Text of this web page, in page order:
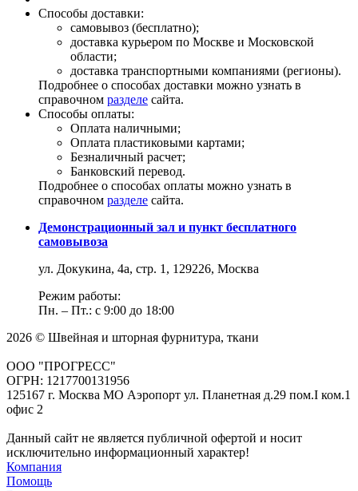
Способы доставки:
самовывоз (бесплатно);
доставка курьером по Москве и Московской
области;
доставка транспортными компаниями (регионы).
Подробнее о способах доставки можно узнать в
справочном разделе сайта.
Способы оплаты:
Оплата наличными;
Оплата пластиковыми картами;
Безналичный расчет;
Банковский перевод.
Подробнее о способах оплаты можно узнать в
справочном разделе сайта.
Демонстрационный зал и пункт бесплатного
самовывоза
ул. Докукина, 4а, стр. 1, 129226, Москва
Режим работы:
Пн. – Пт.: с 9:00 до 18:00
2026 © Швейная и шторная фурнитура, ткани
ООО "ПРОГРЕСС"
ОГРН: 1217700131956
125167 г. Москва МО Аэропорт ул. Планетная д.29 пом.I ком.1
офис 2
Данный сайт не является публичной офертой и носит
исключительно информационный характер!
Компания
Помощь